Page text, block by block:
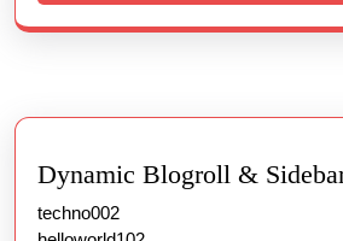
Dynamic Blogroll &
techno002